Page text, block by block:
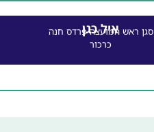
איל כגן
סגן ראש המועצה פרדס חנה
כרכור